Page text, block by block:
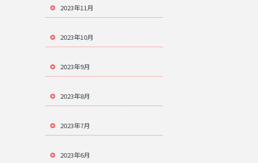
2023年11月
2023年10月
2023年9月
2023年8月
2023年7月
2023年6月